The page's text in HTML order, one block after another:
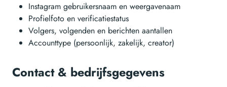
Instagram gebruikersnaam en weergavenaam
Profielfoto en verificatiestatus
Volgers, volgenden en berichten aantallen
Accounttype (persoonlijk, zakelijk, creator)
Contact & bedrijfsgegevens